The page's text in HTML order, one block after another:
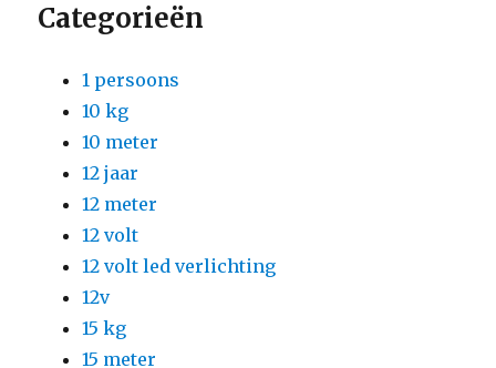
Categorieën
1 persoons
10 kg
10 meter
12 jaar
12 meter
12 volt
12 volt led verlichting
12v
15 kg
15 meter